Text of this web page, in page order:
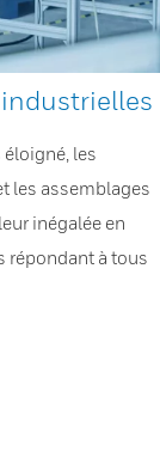
les
les assemblages
inégalée en
répondant à tous